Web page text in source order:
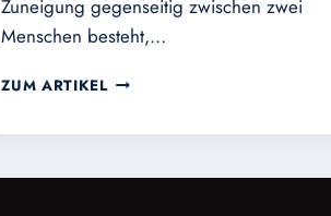
Zuneigung gegenseitig zwischen zwei
Menschen besteht,…
ZUM ARTIKEL WAS